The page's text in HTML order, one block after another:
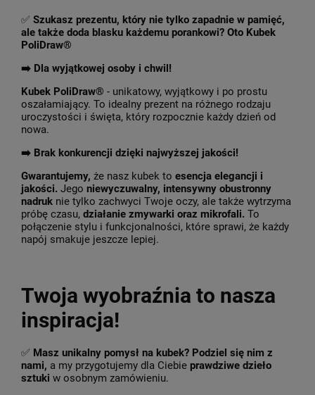
✅ Szukasz prezentu, który nie tylko zapadnie w pamięć,
ale także doda blasku każdemu porankowi? Oto Kubek
PoliDraw®
➡️ Dla wyjątkowej osoby i chwil!
Kubek PoliDraw® - unikatowy, wyjątkowy i po prostu
oszałamiający. To idealny prezent na różnego rodzaju
uroczystości i święta, który rozpocznie każdy dzień od
nowa.
➡️ Brak konkurencji dzięki najwyższej jakości!
Gwarantujemy, że nasz kubek to esencja elegancji i
jakości. Jego niewyczuwalny, intensywny obustronny
nadruk nie tylko zachwyci Twoje oczy, ale także wytrzyma
próbę czasu, działanie zmywarki oraz mikrofali. To
połączenie stylu i funkcjonalności, które sprawi, że każdy
napój smakuje jeszcze lepiej.
Twoja wyobraźnia to nasza
inspiracja!
✅ Masz unikalny pomysł na kubek? Podziel się nim z
nami, a my przygotujemy dla Ciebie prawdziwe dzieło
sztuki w osobnym zamówieniu.